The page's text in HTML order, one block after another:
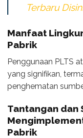
Terbaru
Manfaat
Pabrik
Penggunaan PLTS
yang signifikan,
penghematan
Tantangan dan
Pabrik